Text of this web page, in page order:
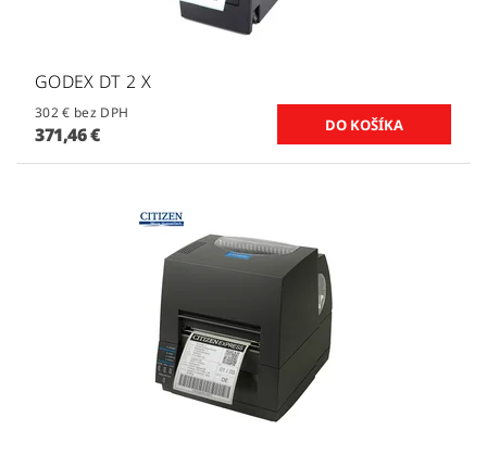
GODEX DT 2 X
302 € bez DPH
371,46 €